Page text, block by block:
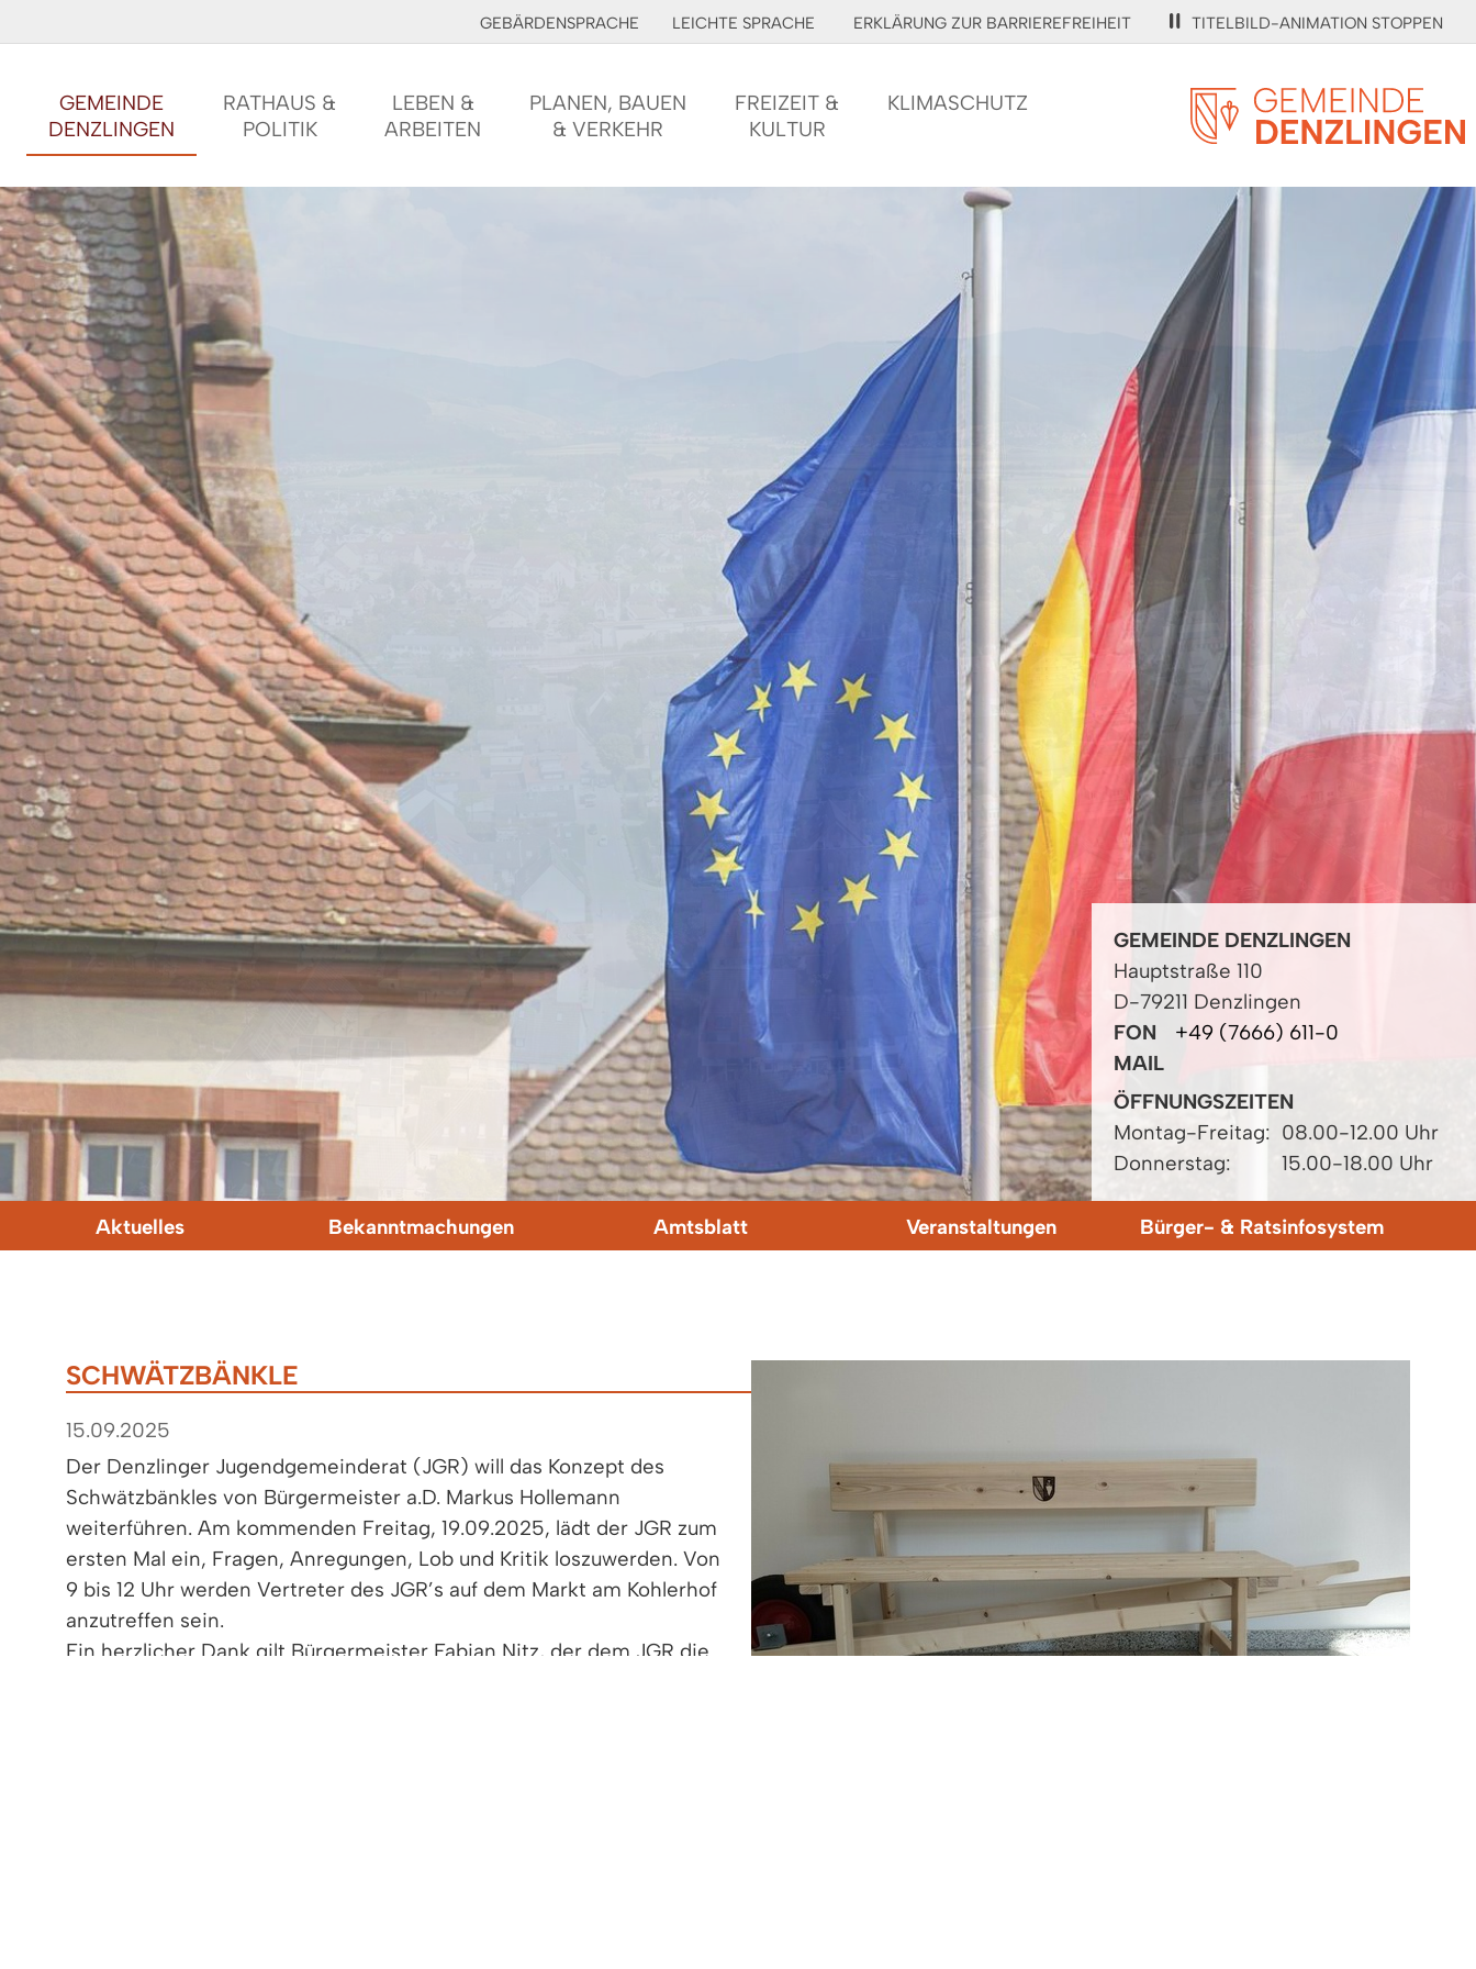
GEBÄRDENSPRACHE LEICHTE SPRACHE ERKLÄRUNG ZUR BARRIEREFREIHEIT TITELBILD-ANIMATION STOPPEN
GEMEINDE
DENZLINGEN
RATHAUS &
POLITIK
LEBEN &
ARBEITEN
PLANEN, BAUEN
& VERKEHR
FREIZEIT &
KULTUR
KLIMASCHUTZ
GEMEINDE DENZLINGEN
Hauptstraße 110
D-79211 Denzlingen
FON
+49 (7666) 611-0
MAIL
ÖFFNUNGSZEITEN
Montag-Freitag: 08.00-12.00 Uhr
Donnerstag:
15.00-18.00 Uhr
Aktuelles Bekanntmachungen Amtsblatt Veranstaltungen Bürger- & Ratsinfosystem
SCHWÄTZBÄNKLE
15.09.2025
Der Denzlinger Jugendgemeinderat (JGR) will das Konzept des
Schwätzbänkles von Bürgermeister a.D. Markus Hollemann
weiterführen. Am kommenden Freitag, 19.09.2025, lädt der JGR zum
ersten Mal ein, Fragen, Anregungen, Lob und Kritik loszuwerden. Von
9 bis 12 Uhr werden Vertreter des JGR’s auf dem Markt am Kohlerhof
anzutreffen sein.
Ein herzlicher Dank gilt Bürgermeister Fabian Nitz, der dem JGR die